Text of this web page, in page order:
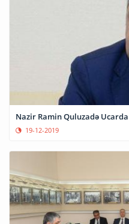
Nazir Ramin Quluzadə
19-12-2019